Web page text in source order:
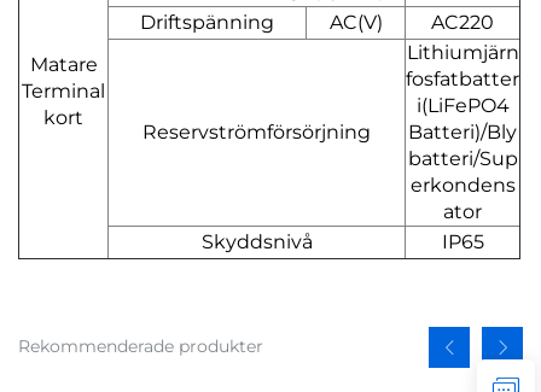
Matare
Terminal
kort
Driftspänning
AC(V) AC220
Reservströmförsörjning
Lithiumjärn
fosfatbatter
i(LiFePO4
Batteri)/Bly
batteri/Sup
erkondens
ator
Skyddsnivå
IP65
Rekommenderade produkter